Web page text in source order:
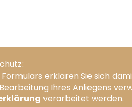
erklären Sie sich
Ihres Anliegens
verarbeitet werden.